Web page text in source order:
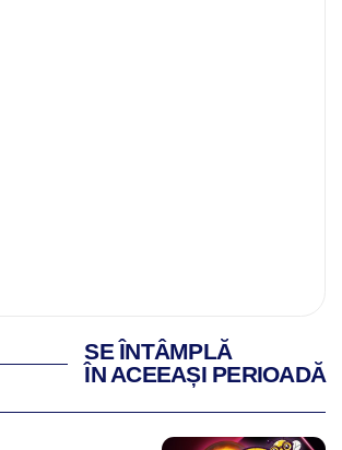
SE ÎNTÂMPLĂ
ÎN ACEEAȘI PERIOADĂ